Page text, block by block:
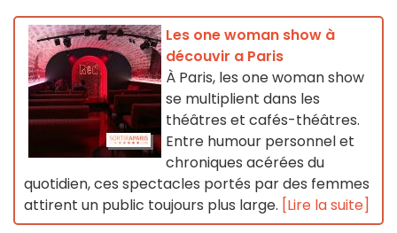
Les one woman show à
découvir a Paris
À Paris, les one woman show
se multiplient dans les
théâtres et cafés-théâtres.
Entre humour personnel et
chroniques acérées du
quotidien, ces spectacles portés par des femmes
attirent un public toujours plus large. [Lire la suite]